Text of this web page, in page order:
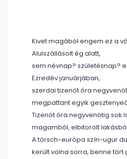
Kivet magából engem ez a
Alulszállásolt ég alatt,
sem névnap? születésnap?
Ezredév januárjában,
szerdai tizenöt óra
megpattant egyik
Tizenöt óra negyvenötig sok
magamból, elbitorolt
A törsch-európa szín-ugur
került volna sorra, benne tört